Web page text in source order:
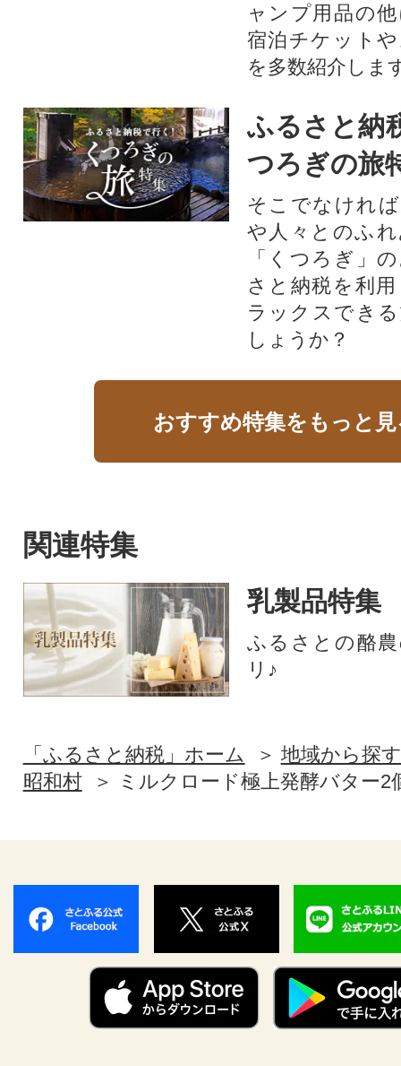
ャンプ用品の
宿泊チケット
を多数紹介しま
ふるさと納
つろぎの旅
そこでなけれ
や人々とのふ
「くつろぎ」
さと納税を利
ラックスでき
しょうか？
おすすめ特集をもっと
関連特集
乳製品特集
ふるさとの酪
リ♪
「ふるさと納税」ホーム
地域から探す
昭和村
ミルクロード極上発酵バター2